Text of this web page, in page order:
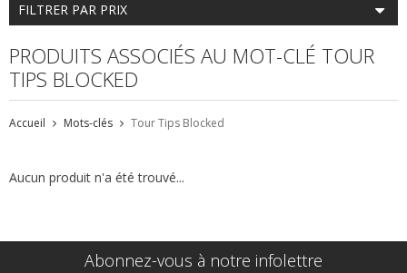
FILTRER PAR PRIX
PRODUITS ASSOCIÉS AU MOT-CLÉ TOUR
TIPS BLOCKED
Accueil Mots-clés Tour Tips Blocked
Aucun produit n'a été trouvé...
Abonnez-vous à notre infolettre